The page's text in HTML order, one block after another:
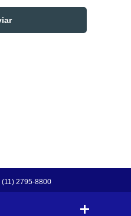
(11) 2795-8800